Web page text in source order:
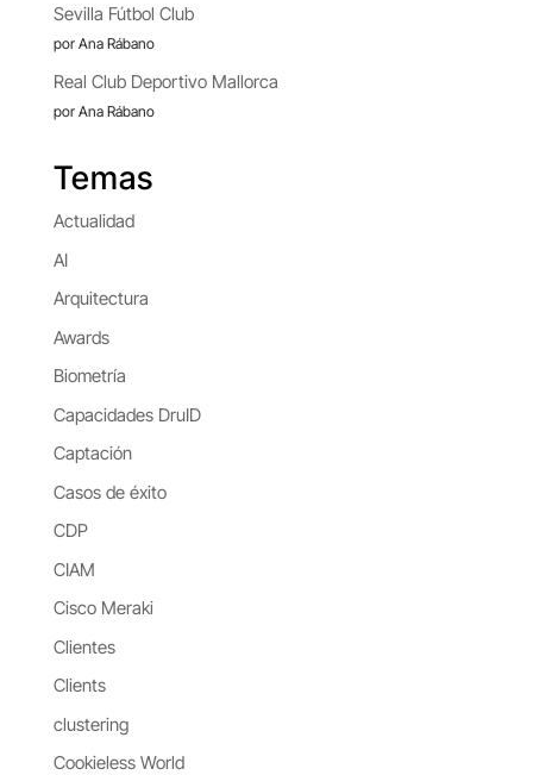
Sevilla Fútbol Club
por Ana Rábano
Real Club Deportivo Mallorca
por Ana Rábano
Temas
Actualidad
AI
Arquitectura
Awards
Biometría
Capacidades DruID
Captación
Casos de éxito
CDP
CIAM
Cisco Meraki
Clientes
Clients
clustering
Cookieless World